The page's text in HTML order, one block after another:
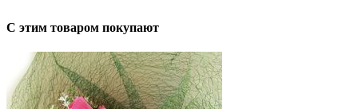
С этим товаром покупают